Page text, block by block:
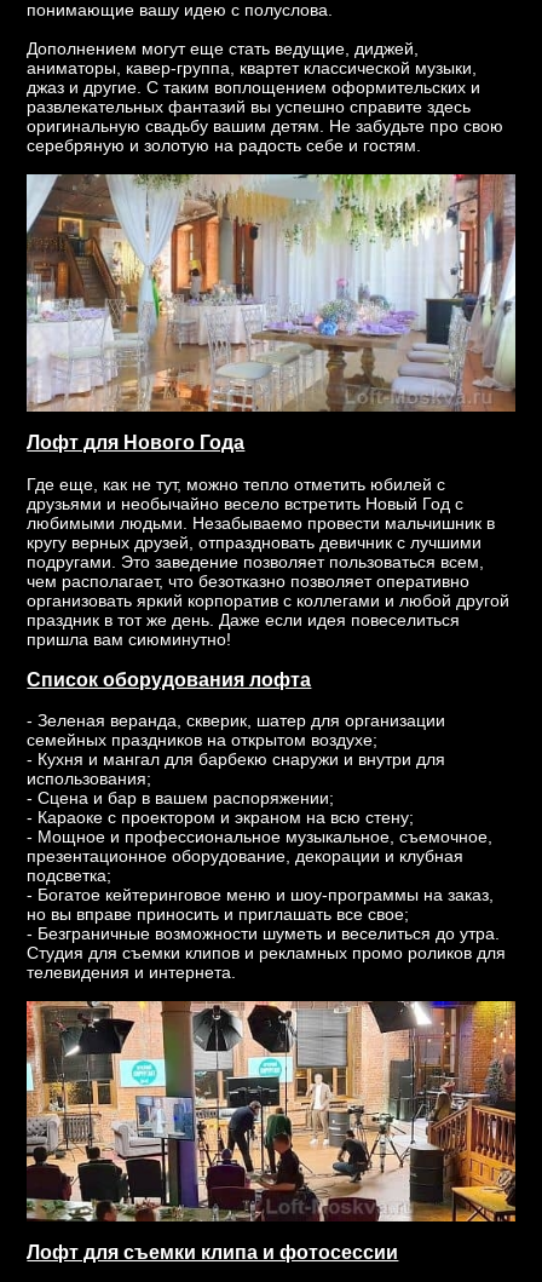
понимающие вашу идею с полуслова.
Дополнением могут еще стать ведущие, диджей,
аниматоры, кавер-группа, квартет классической музыки,
джаз и другие. С таким воплощением оформительских и
развлекательных фантазий вы успешно справите здесь
оригинальную свадьбу вашим детям. Не забудьте про свою
серебряную и золотую на радость себе и гостям.
Лофт для Нового Года
Где еще, как не тут, можно тепло отметить юбилей с
друзьями и необычайно весело встретить Новый Год с
любимыми людьми. Незабываемо провести мальчишник в
кругу верных друзей, отпраздновать девичник с лучшими
подругами. Это заведение позволяет пользоваться всем,
чем располагает, что безотказно позволяет оперативно
организовать яркий корпоратив с коллегами и любой другой
праздник в тот же день. Даже если идея повеселиться
пришла вам сиюминутно!
Список оборудования лофта
- Зеленая веранда, скверик, шатер для организации
семейных праздников на открытом воздухе;
- Кухня и мангал для барбекю снаружи и внутри для
использования;
- Сцена и бар в вашем распоряжении;
- Караоке с проектором и экраном на всю стену;
- Мощное и профессиональное музыкальное, съемочное,
презентационное оборудование, декорации и клубная
подсветка;
- Богатое кейтеринговое меню и шоу-программы на заказ,
но вы вправе приносить и приглашать все свое;
- Безграничные возможности шуметь и веселиться до утра.
Студия для съемки клипов и рекламных промо роликов для
телевидения и интернета.
Лофт для съемки клипа и фотосессии